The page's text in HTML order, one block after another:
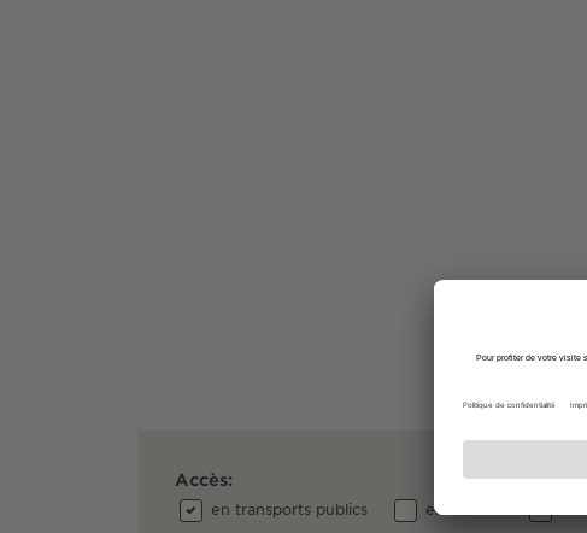
Accès:
en transports publics en voiture